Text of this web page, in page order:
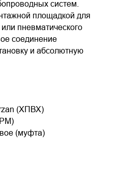
систем.
площадкой для
или пневматического
соединение
и абсолютную
(ХПВХ)
(муфта)